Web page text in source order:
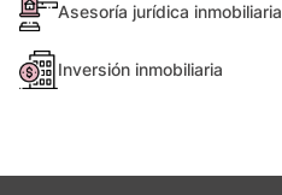
Asesoría jurídica inmobiliaria
Inversión inmobiliaria